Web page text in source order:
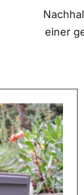
einer